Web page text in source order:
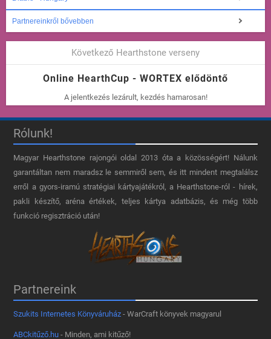
Partnereinkről bővebben
Következő Hearthstone verseny
Online HearthCup - WORTEX elődöntő
A jelentkezés lezárult, kezdés hamarosan!
Rólunk!
Magyar Hearthstone​ rajongói oldal 2013 óta a közösségért! Nálunk
garantáltan nem maradsz le semmiről sem, és itt mindent megtalálsz
erről a gyors-iramú stratégiai kártyajátékról, a Hearthstone-ról - hírek,
pakli készítő, aréna értékek, teljes kártya adatbázis, és még több
funkció regisztráció után!
Partnereink
Szukits Internetes Könyváruház - WarCraft könyvek magyarul
ABCkitűző.hu - Minden, ami kitűző!